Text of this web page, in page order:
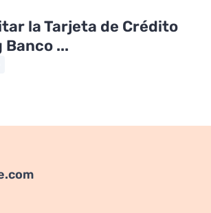
la Tarjeta de Crédito
Banco ...